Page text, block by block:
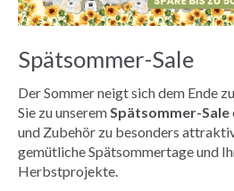
Spätsommer-Sale
Der Sommer neigt sich dem Ende
Sie zu unseremSpätsommer-Sale
und Zubehör zu besonders
gemütliche Spätsommertage und
Herbstprojekte.